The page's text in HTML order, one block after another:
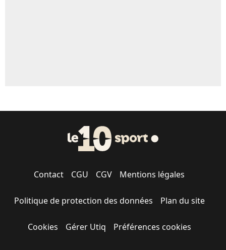
Contact CGU CGV Mentions légales
Politique de protection des données Plan du site
Cookies Gérer Utiq Préférences cookies